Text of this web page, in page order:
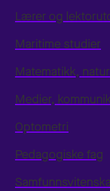
Lærer og
Maritime studier
Matematikk,
Medier,
Optometri
Pedagogiske fag